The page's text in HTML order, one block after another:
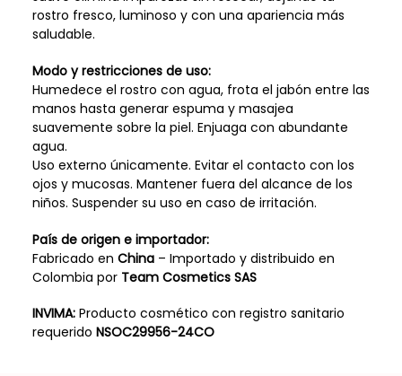
rostro fresco, luminoso y con una apariencia más
saludable.
Modo y restricciones de uso:
Humedece el rostro con agua, frota el jabón entre las
manos hasta generar espuma y masajea
suavemente sobre la piel. Enjuaga con abundante
agua.
Uso externo únicamente. Evitar el contacto con los
ojos y mucosas. Mantener fuera del alcance de los
niños. Suspender su uso en caso de irritación.
País de origen e importador:
Fabricado en China– Importado y distribuido en
Colombia por Team Cosmetics SAS
INVIMA:Producto cosmético con registro sanitario
requerido NSOC29956-24CO